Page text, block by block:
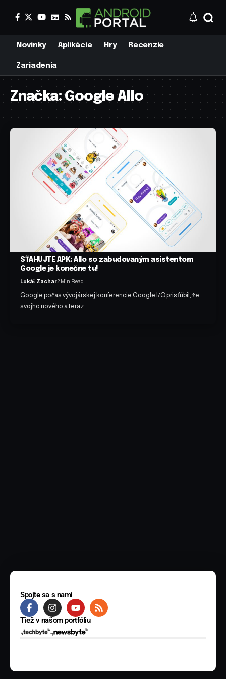
Novinky Aplikácie Hry Recenzie
Zariadenia
Značka:Google Allo
SŤAHUJTE APK: Allo so zabudovaným asistentom
Google je konečne tu!
Lukáš Zachar2 Min Read
Google počas vývojárskej konferencie Google I/O prisľúbil, že
svojho nového a teraz…
Spojte sa s nami
Tiež v našom portfóliu